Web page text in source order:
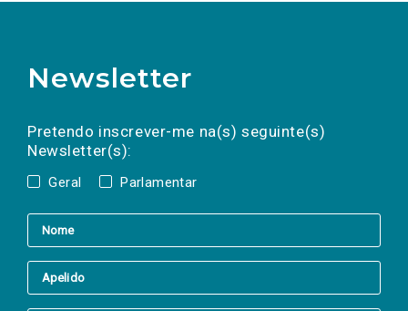
Newsletter
Pretendo inscrever-me na(s) seguinte(s)
Newsletter(s):
Geral Parlamentar
a(s) newsletter(s).
mail